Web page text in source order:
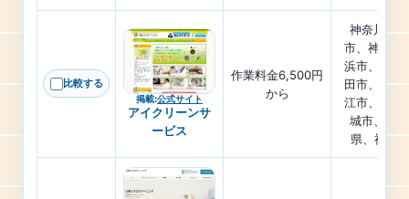
比較する
掲載:公式サイト
アイクリーンサ
ービス
作業料金6,500円
から
神奈川県
市、神奈川
浜市、東京
田市、東京
江市、東京
城市、神
県、神奈